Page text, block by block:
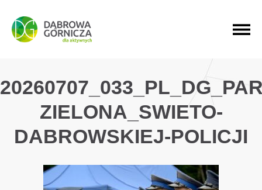
PRZEJDŹ DO MENU GŁÓWNEGO
PRZEJDŹ DO WYSZUKIWARKI
PRZEJDŹ DO TREŚCI
ZIELONA_SWIETO-
DABROWSKIEJ-POLICJI